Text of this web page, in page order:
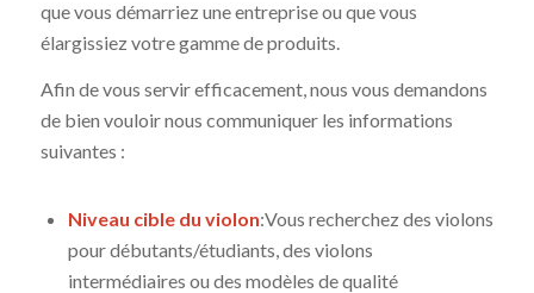
que vous démarriez une entreprise ou que vous
élargissiez votre gamme de produits.
Afin de vous servir efficacement, nous vous demandons
de bien vouloir nous communiquer les informations
suivantes :
Niveau cible du violon:Vous recherchez des violons
pour débutants/étudiants, des violons
intermédiaires ou des modèles de qualité